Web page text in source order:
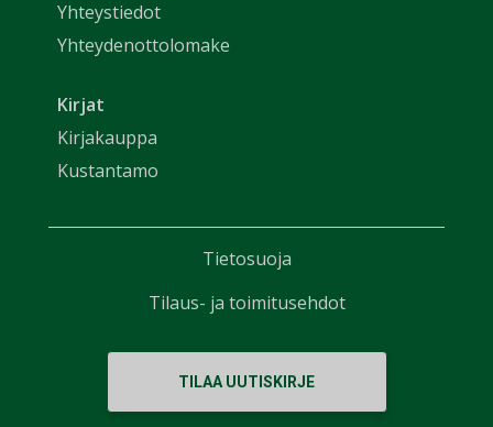
Yhteystiedot
Yhteydenottolomake
Kirjat
Kirjakauppa
Kustantamo
TILAA UUTISKIRJE
Tietosuoja
Tilaus- ja toimitusehdot